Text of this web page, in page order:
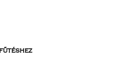
fűtéshez